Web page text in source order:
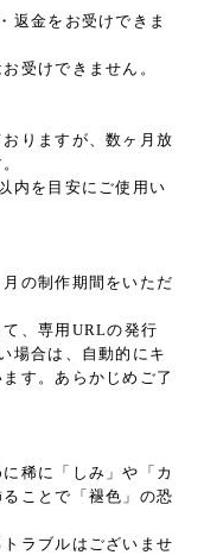
返金をお受けできま
受けできません。
りますが、数ヶ月放
内を目安にご使用い
の制作期間をいただ
、専用URLの発行
場合は、自動的にキ
す。あらかじめご了
稀に「しみ」や「カ
ことで「褪色」の恐
ラブルはございませ